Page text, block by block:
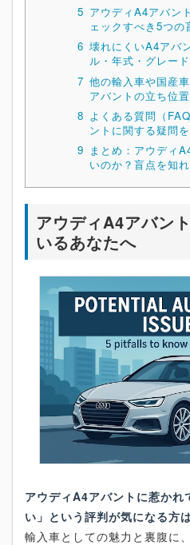
5 アウディA4アバン
ェックすべき5つの
6 壊れにくいA4アバ
ル・年式・グレー
7 他の輸入車や国産
アバントの立ち位置
8 よくある質問（
ントに関する疑問
9 まとめ：アウディ
いのか？盲点を知
アウディA4アバン
いるあなたへ
アウディA4アバントに惹かれ
い」という評判が気になる方
輸入車としての魅力と裏腹に